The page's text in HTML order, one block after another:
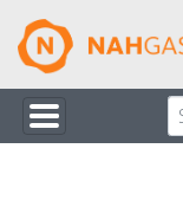
Direkt
zum
Inhalt